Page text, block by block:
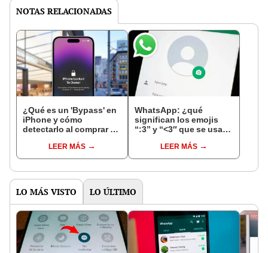
NOTAS RELACIONADAS
¿Qué es un 'Bypass' en
iPhone y cómo
detectarlo al comprar un
LEER MÁS
WhatsApp: ¿qué
significan los emojis
“:3” y “<3″ que se usan
LEER MÁS
LO MÁS VISTO LO ÚLTIMO